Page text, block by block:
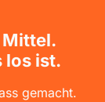
los ist.
gemacht.